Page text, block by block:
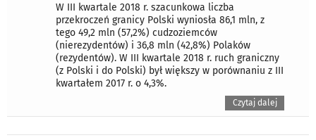
W III kwartale 2018 r. szacunkowa liczba
przekroczeń granicy Polski wyniosła 86,1 mln, z
tego 49,2 mln (57,2%) cudzoziemców
(nierezydentów) i 36,8 mln (42,8%) Polaków
(rezydentów). W III kwartale 2018 r. ruch graniczny
(z Polski i do Polski) był większy w porównaniu z III
kwartałem 2017 r. o 4,3%.
Czytaj dalej